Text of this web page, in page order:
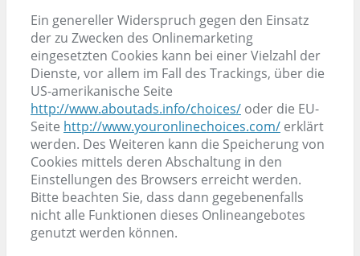
Ein genereller Widerspruch gegen den Einsatz
der zu Zwecken des Onlinemarketing
eingesetzten Cookies kann bei einer Vielzahl der
Dienste, vor allem im Fall des Trackings, über die
US-amerikanische Seite
http://www.aboutads.info/choices/ oder die EU-
Seite http://www.youronlinechoices.com/ erklärt
werden. Des Weiteren kann die Speicherung von
Cookies mittels deren Abschaltung in den
Einstellungen des Browsers erreicht werden.
Bitte beachten Sie, dass dann gegebenenfalls
nicht alle Funktionen dieses Onlineangebotes
genutzt werden können.